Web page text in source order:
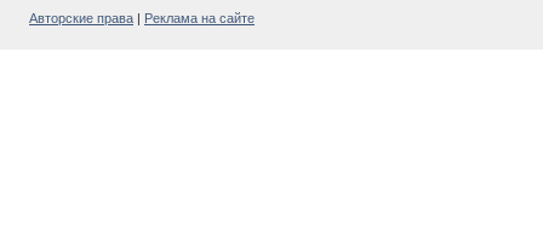
Авторские права Реклама на сайте